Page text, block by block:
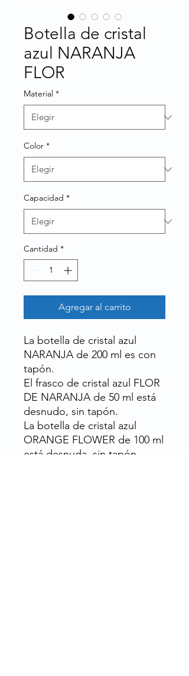
Botella de cristal
azul NARANJA
FLOR
Material *
Color *
Capacidad *
Cantidad *
Agregar al carrito
La botella de cristal azul
NARANJA de 200 ml es con
tapón.
El frasco de cristal azul FLOR
DE NARANJA de 50 ml está
desnudo, sin tapón.
La botella de cristal azul
ORANGE FLOWER de 100 ml
está desnuda, sin tapón.